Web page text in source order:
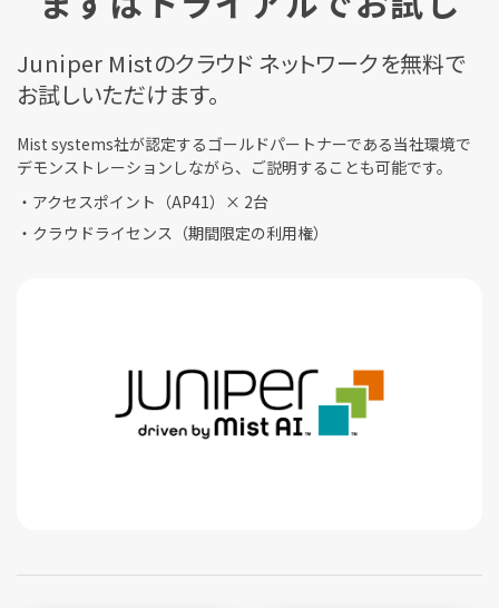
Juniper Mistのクラウド ネットワークを無料で
お試しいただけます。
Mist systems社が認定するゴールドパートナーである当社環境で
デモンストレーションしながら、ご説明することも可能です。
アクセスポイント（AP41）× 2台
クラウドライセンス（期間限定の利用権）